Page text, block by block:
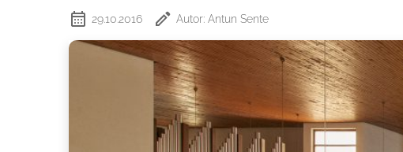
29.10.2016 Autor: Antun Sente